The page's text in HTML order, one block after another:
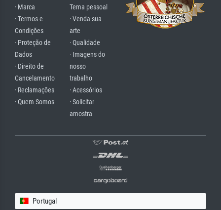
· Marca
· Termos e
Condições
· Proteção de
Dados
· Direito de
Cancelamento
· Reclamações
· Quem Somos
Tema pessoal
· Venda sua
arte
· Qualidade
· Imagens do
nosso
trabalho
· Acessórios
· Solicitar
amostra
Portugal